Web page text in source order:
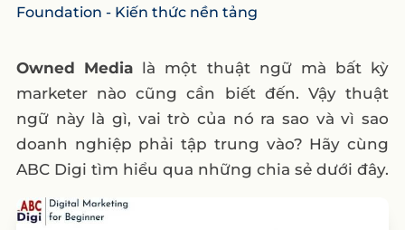
Foundation - Kiến thức nền tảng
Owned Media là một thuật ngữ mà bất kỳ
marketer nào cũng cần biết đến. Vậy thuật
ngữ này là gì, vai trò của nó ra sao và vì sao
doanh nghiệp phải tập trung vào? Hãy cùng
ABC Digi tìm hiểu qua những chia sẻ dưới đây.